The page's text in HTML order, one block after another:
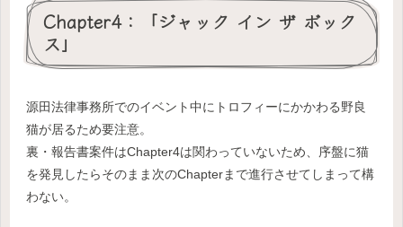
Chapter4：「ジャック イン ザ ボック
ス」
源田法律事務所でのイベント中にトロフィーにかかわる野良
猫が居るため要注意。
裏・報告書案件はChapter4は関わっていないため、序盤に猫
を発見したらそのまま次のChapterまで進行させてしまって構
わない。